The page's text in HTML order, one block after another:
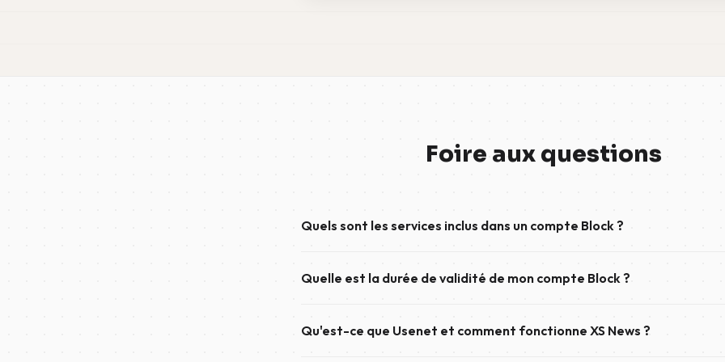
Foire aux questions
Quels sont les services inclus dans un compte Block ?
jusqu'à épuisement du volume de données inclus. L'accès en upload n'est pas
Quelle est la durée de validité de mon compte Block ?
jusqu'à ce qu'il soit entièrement utilisé, ce qui te permet de l'utiliser à ton rythme.
Qu'est-ce que Usenet et comment fonctionne XS News ?